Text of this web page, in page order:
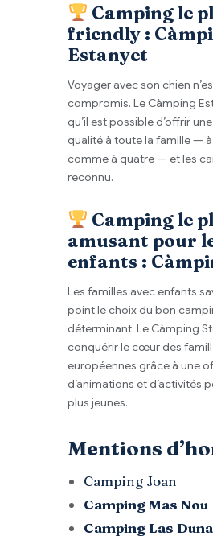
Camping le
friendly :
Estanyet
Voyager avec son chien
compromis. Le Càmping
qu’il est possible d’offrir
qualité à toute la famille —
comme à quatre — et les
reconnu.
Camping le
amusant pour
enfants :
Les familles avec enfants
point le choix du bon
déterminant. Le Càmping
conquérir le cœur des
européennes grâce à une
d’animations et d’activités
plus jeunes.
Mentions
Camping Joan
Camping Mas Nou
Camping Las